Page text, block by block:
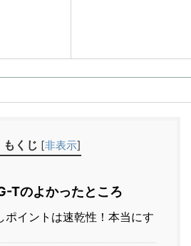
もくじ [非表示]
Tのよかったところ
ポイントは速乾性！本当にす